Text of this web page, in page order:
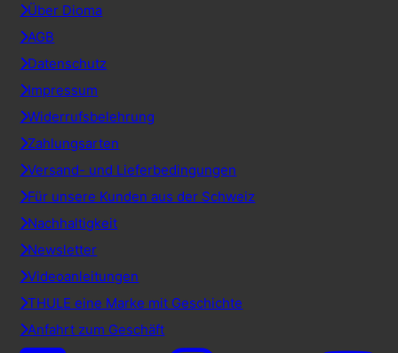
Über Dioma
AGB
Datenschutz
Impressum
Widerrufsbelehrung
Zahlungsarten
Versand- und Lieferbedingungen
Für unsere Kunden aus der Schweiz
Nachhaltigkeit
Newsletter
Videoanleitungen
THULE eine Marke mit Geschichte
Anfahrt zum Geschäft